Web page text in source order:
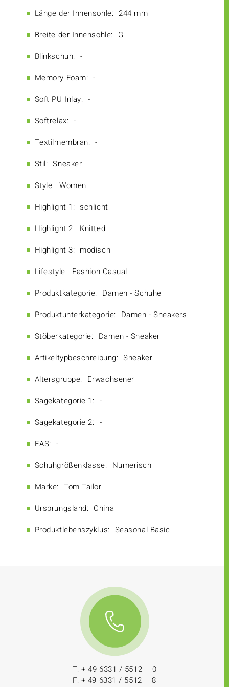
Länge der Innensohle: 244 mm
Breite der Innensohle: G
Blinkschuh: -
Memory Foam: -
Soft PU Inlay: -
Softrelax: -
Textilmembran: -
Stil: Sneaker
Style: Women
Highlight 1: schlicht
Highlight 2: Knitted
Highlight 3: modisch
Lifestyle: Fashion Casual
Produktkategorie: Damen - Schuhe
Produktunterkategorie: Damen - Sneakers
Stöberkategorie: Damen - Sneaker
Artikeltypbeschreibung: Sneaker
Altersgruppe: Erwachsener
Sagekategorie 1: -
Sagekategorie 2: -
EAS: -
Schuhgrößenklasse: Numerisch
Marke: Tom Tailor
Ursprungsland: China
Produktlebenszyklus: Seasonal Basic
T: + 49 6331 / 5512 – 0
F: + 49 6331 / 5512 – 8